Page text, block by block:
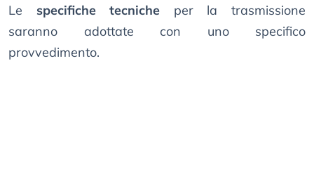
Le specifiche tecniche per la trasmissione
saranno adottate con uno specifico
provvedimento.